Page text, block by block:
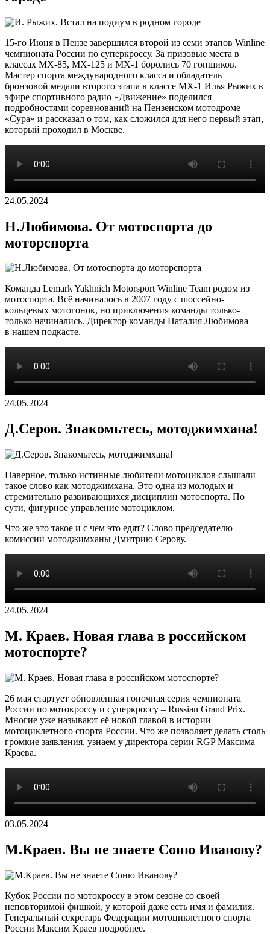
15-го Июня в Пензе завершился второй из семи этапов Winline
чемпионата России по суперкроссу. За призовые места в
классах MX-85, MX-125 и MX-1 боролись 70 гонщиков.
Мастер спорта международного класса и обладатель
бронзовой медали второго этапа в классе MX-1 Илья Рыжих в
эфире спортивного радио «Движение» поделился
подробностями соревнований на Пензенском мотодроме
«Сура» и рассказал о том, как сложился для него первый этап,
который проходил в Москве.
24.05.2024
Н.Любимова. От мотоспорта до
моторспорта
Команда Lemark Yakhnich Motorsport Winline Team родом из
мотоспорта. Всё начиналось в 2007 году с шоссейно-
кольцевых мотогонок, но приключения команды только-
только начинались. Директор команды Наталия Любимова —
в нашем подкасте.
24.05.2024
Д.Серов. Знакомьтесь, мотоджимхана!
Наверное, только истинные любители мотоциклов слышали
такое слово как мотоджимхана. Это одна из молодых и
стремительно развивающихся дисциплин мотоспорта. По
сути, фигурное управление мотоциклом.
Что же это такое и с чем это едят? Слово председателю
комиссии мотоджимханы Дмитрию Серову.
24.05.2024
М. Краев. Новая глава в российском
мотоспорте?
26 мая стартует обновлённая гоночная серия чемпионата
России по мотокроссу и суперкроссу – Russian Grand Prix.
Многие уже называют её новой главой в истории
мотоциклетного спорта России. Что же позволяет делать столь
громкие заявления, узнаем у директора серии RGP Максима
Краева.
03.05.2024
М.Краев. Вы не знаете Соню Иванову?
Кубок России по мотокроссу в этом сезоне со своей
неповторимой фишкой, у которой даже есть имя и фамилия.
Генеральный секретарь Федерации мотоциклетного спорта
России Максим Краев подробнее.